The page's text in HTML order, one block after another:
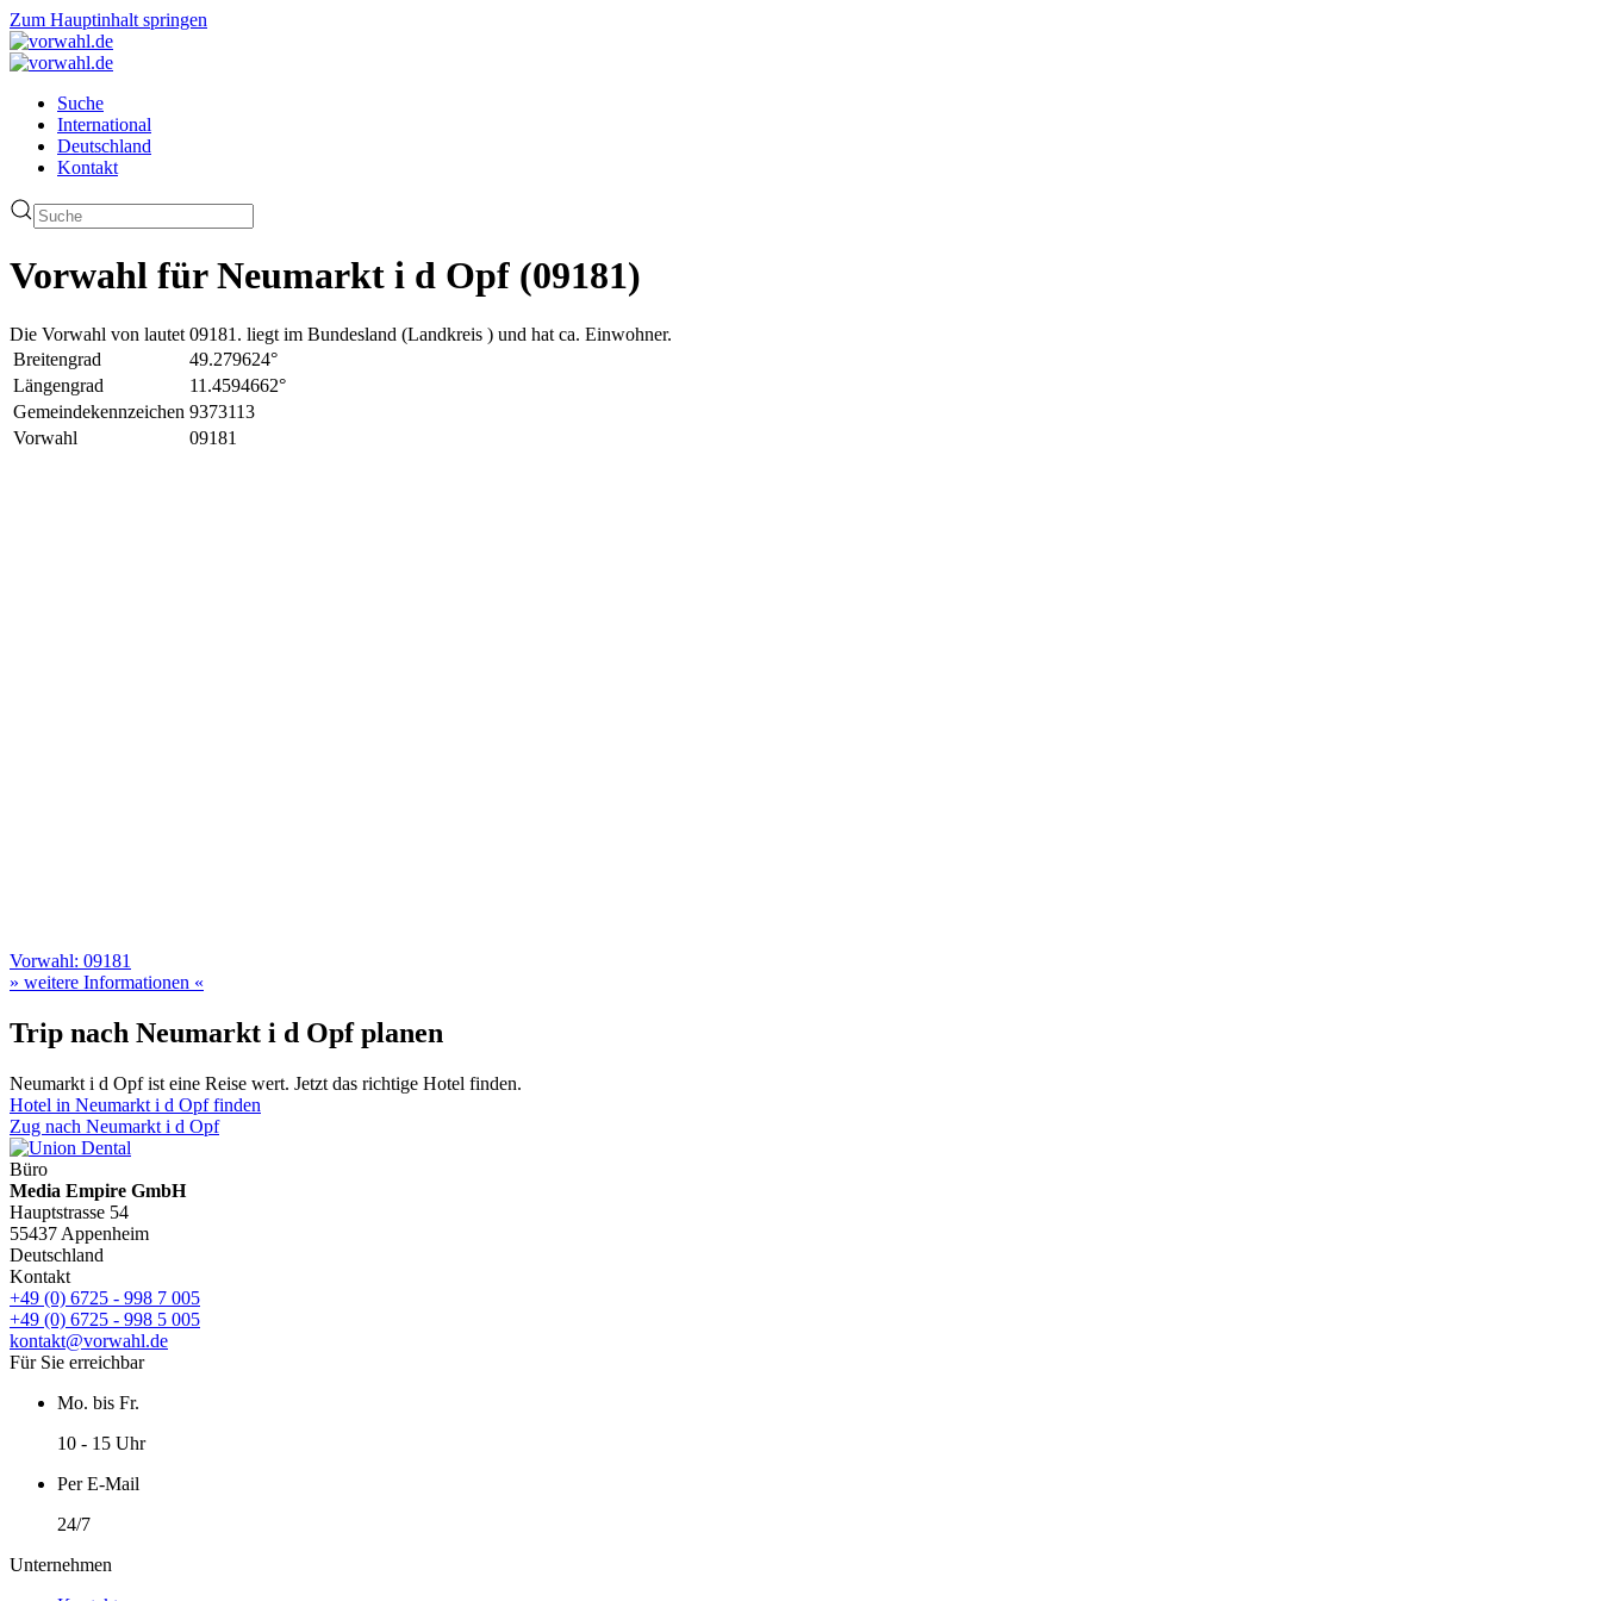
Zum Hauptinhalt springen
Suche
International
Deutschland
Kontakt
Vorwahl für Neumarkt i d Opf (09181)
Die Vorwahl von lautet 09181. liegt im Bundesland (Landkreis ) und hat ca. Einwohner.
Breitengrad
49.279624°
Längengrad
11.4594662°
Gemeindekennzeichen 9373113
Vorwahl
09181
Vorwahl: 09181
» weitere Informationen «
Trip nach Neumarkt i d Opf planen
Neumarkt i d Opf ist eine Reise wert. Jetzt das richtige Hotel finden.
Hotel in Neumarkt i d Opf finden
Zug nach Neumarkt i d Opf
Büro
Media Empire GmbH
Hauptstrasse 54
55437 Appenheim
Deutschland
Kontakt
+49 (0) 6725 - 998 7 005
+49 (0) 6725 - 998 5 005
kontakt@vorwahl.de
Für Sie erreichbar
Mo. bis Fr.
10 - 15 Uhr
Per E-Mail
24/7
Unternehmen